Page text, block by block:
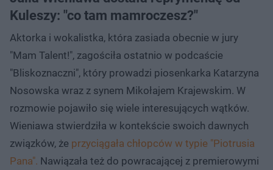
Kuleszy: "co tam mamroczesz?"
Aktorka i wokalistka, która zasiada obecnie w jury
"Mam Talent!", zagościła ostatnio w podcaście
"Bliskoznaczni", który prowadzi piosenkarka Katarzyna
Nosowska wraz z synem Mikołajem Krajewskim. W
rozmowie pojawiło się wiele interesujących wątków.
Wieniawa stwierdziła w kontekście swoich dawnych
związków, że przyciągała chłopców w typie "Piotrusia
Pana". Nawiązała też do powracającej z premierowymi